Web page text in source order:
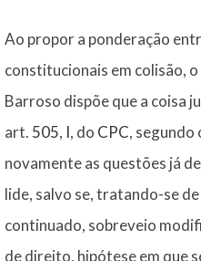
Ao propor a ponderação
constitucionais em colisão,
Barroso dispõe que a coisa
art. 505, I, do CPC, segundo
novamente as questões já
lide, salvo se, tratando-se
continuado, sobreveio
de direito, hipótese em que